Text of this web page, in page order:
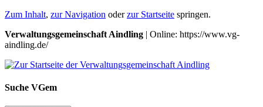
Zum Inhalt, zur Navigation oderzur Startseite springen.
Verwaltungsgemeinschaft Aindling | Online: https://www.vg-
aindling.de/
Suche VGem